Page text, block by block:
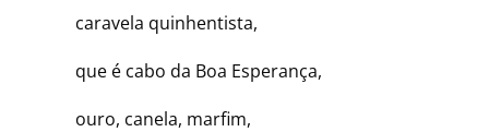
caravela quinhentista,
que é cabo da Boa Esperança,
ouro, canela, marfim,